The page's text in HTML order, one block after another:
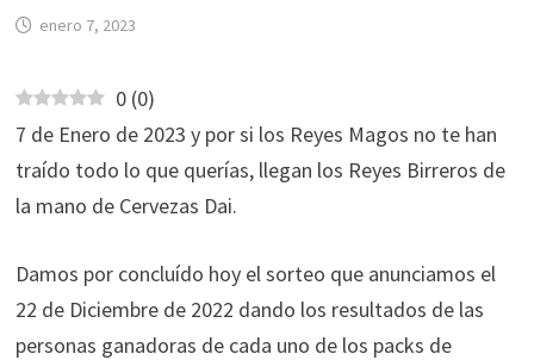
enero 7, 2023
0 (0)
7 de Enero de 2023 y por si los Reyes Magos no te han
traído todo lo que querías, llegan los Reyes Birreros de
la mano de Cervezas Dai.
Damos por concluído hoy el sorteo que anunciamos el
22 de Diciembre de 2022 dando los resultados de las
personas ganadoras de cada uno de los packs de